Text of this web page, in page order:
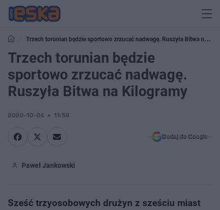
Trzech torunian będzie sportowo zrzucać nadwagę. Ruszyła Bitwa na
Kilogramy
Trzech torunian będzie
sportowo zrzucać nadwagę.
Ruszyła Bitwa na Kilogramy
2020-10-04 11:56
Dodaj do Google
Paweł Jankowski
Sześć trzyosobowych drużyn z sześciu miast